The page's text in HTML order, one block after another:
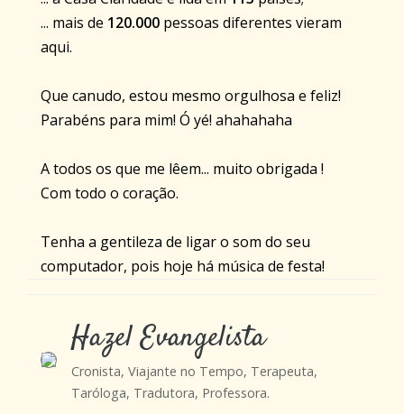
... mais de 120.000 pessoas diferentes vieram
aqui.
Que canudo, estou mesmo orgulhosa e feliz!
Parabéns para mim! Ó yé! ahahahaha
A todos os que me lêem... muito obrigada !
Com todo o coração.
Tenha a gentileza de ligar o som do seu
computador, pois hoje há música de festa!
Hazel Evangelista
Cronista, Viajante no Tempo, Terapeuta,
Taróloga, Tradutora, Professora.